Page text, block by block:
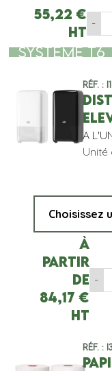
55,22€
HT
-
SYSTEME T6
Réf. :
A
Unité
À
partir
de
84,17 €
HT
-
Réf. :